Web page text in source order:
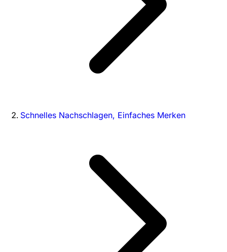
Schnelles Nachschlagen, Einfaches Merken